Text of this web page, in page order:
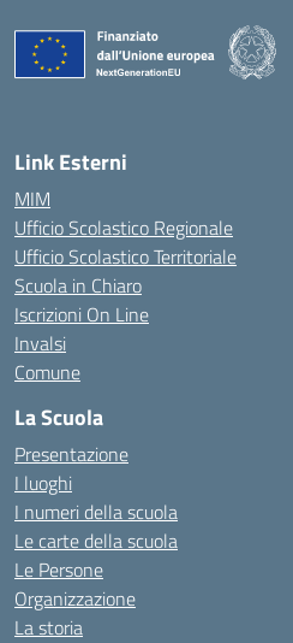
Link Esterni
MIM
Ufficio Scolastico Regionale
Ufficio Scolastico Territoriale
Scuola in Chiaro
Iscrizioni On Line
Invalsi
Comune
La Scuola
Presentazione
I luoghi
I numeri della scuola
Le carte della scuola
Le Persone
Organizzazione
La storia